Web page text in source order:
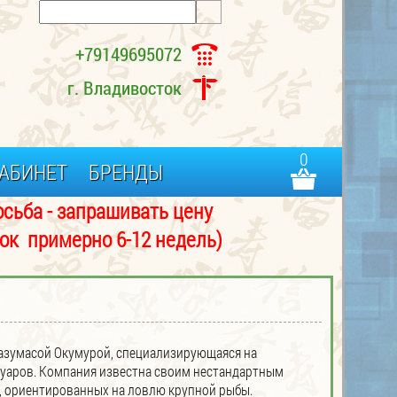
+79149695072
г. Владивосток
0
БРЕНДЫ
цену
6-12 недель)
Окумурой, специализирующаяся на
Компания известна своим нестандартным
ориентированных на ловлю крупной рыбы.